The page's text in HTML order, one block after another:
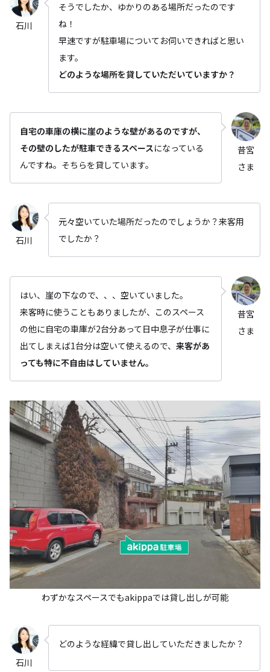
石川
そうでしたか、ゆかりのある場所だったのです
ね！
早速ですが駐車場についてお伺いできればと思い
ます。
どのような場所を貸していただいていますか？
自宅の車庫の横に崖のような壁があるのですが、
その壁のしたが駐車できるスペースになっている
んですね。そちらを貸しています。
昔宮
さま
石川
元々空いていた場所だったのでしょうか？来客用
でしたか？
はい、崖の下なので、、、空いていました。
来客時に使うこともありましたが、このスペース
の他に自宅の車庫が2台分あって日中息子が仕事に
出てしまえば1台分は空いて使えるので、 来客があ
っても特に不自由はしていません。
昔宮
さま
わずかなスペースでもakippaでは貸し出しが可能
石川
どのような経緯で貸し出していただきましたか？